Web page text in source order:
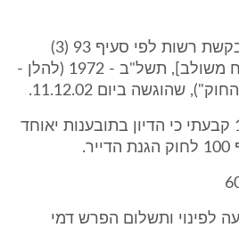
תיק שכירות 105/02, בקשת רשות לפי סעיף 93 (3)
לחוק הגנת הדייר [נוסח משולב], תשל"ב - 1972 (להלן -
שהוגשה ביום 11.12.02.
בהחלטה מיום 15.4.03 קבעתי כי הדיון בתובענות יאוחד
לפינוי ותשלום הפרש דמי